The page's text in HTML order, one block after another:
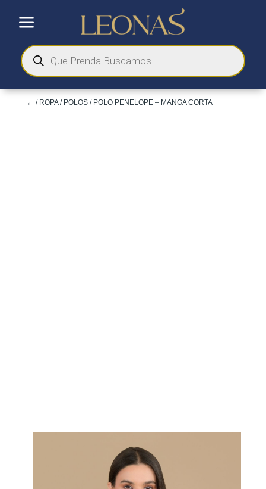
a
Búsqueda
de
productos
← / ROPA/ POLOS / POLO PENELOPE – MANGA CORTA